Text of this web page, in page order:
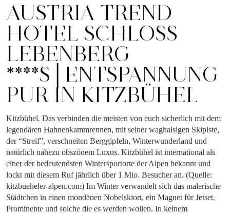
AUSTRIA TREND
HOTEL SCHLOSS
LEBENBERG
****S│ENTSPANNUNG
PUR IN KITZBÜHEL
Kitzbühel. Das verbinden die meisten von euch sicherlich mit dem
legendären Hahnenkammrennen, mit seiner waghalsigen Skipiste,
der “Streif”, verschneiten Berggipfeln, Winterwunderland und
natürlich nahezu obszönem Luxus. Kitzbühel ist international als
einer der bedeutendsten Wintersportorte der Alpen bekannt und
lockt mit diesem Ruf jährlich über 1 Mio. Besucher an. (Quelle:
kitzbueheler-alpen.com) Im Winter verwandelt sich das malerische
Städtchen in einen mondänen Nobelskiort, ein Magnet für Jetset,
Prominente und solche die es werden wollen. In keinem